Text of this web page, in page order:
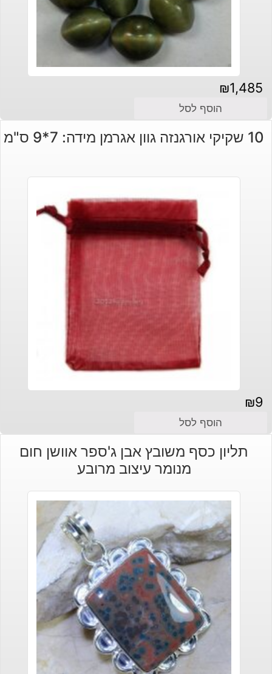
₪1,485
הוסף לסל
10 שקיקי אורגנזה גוון אגרמן מידה: 7*9 ס"מ
₪9
הוסף לסל
תליון כסף משובץ אבן ג'ספר אוושן חום
מנומר עיצוב מרובע